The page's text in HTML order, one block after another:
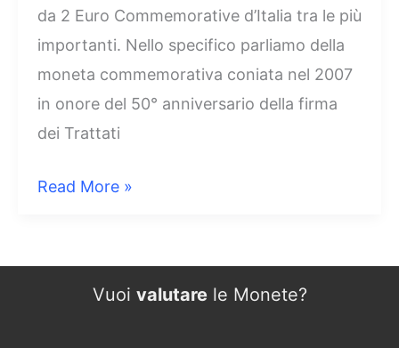
da 2 Euro Commemorative d’Italia tra le più
importanti. Nello specifico parliamo della
moneta commemorativa coniata nel 2007
in onore del 50° anniversario della firma
dei Trattati
2
Read More »
Vuoi valutarele Monete?